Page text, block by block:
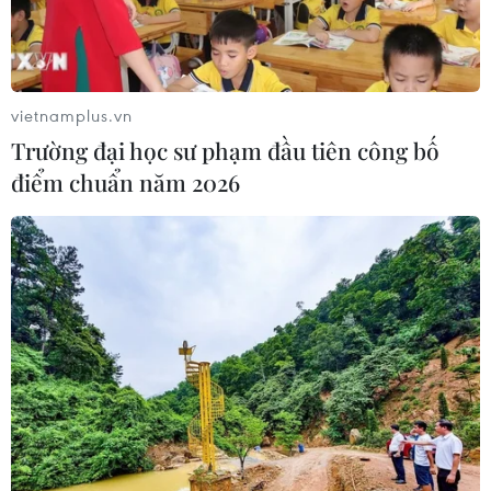
26/07/2026 09:18
chủng giảm
24/07/2026 23:59
Mỹ điều tra một đợt bùng
phát bệnh tả do ký sinh
trùng cyclospora
24/07/2026 05:44
Mỹ thu hồi gần 1,6 triệu
quả trứng do nguy cơ
nhiễm khuẩn Salmonella
24/07/2026 05:34
vietnamplus.vn
Trường đại học sư phạm đầu tiên công bố
điểm chuẩn năm 2026